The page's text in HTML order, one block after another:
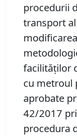
procedurii
transport
facilităţilor
cu metroul
aprobate
42/2017
procedura